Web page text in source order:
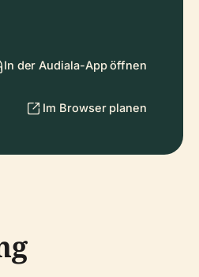
In der Audiala-App öffnen
Im Browser planen